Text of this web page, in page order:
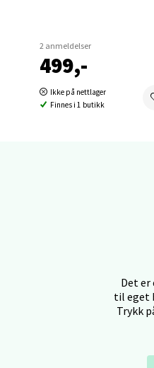
2 anmeldelser
499,-
Ikke på nettlager
Finnes i 1 butikk
Det er
til eget
Trykk